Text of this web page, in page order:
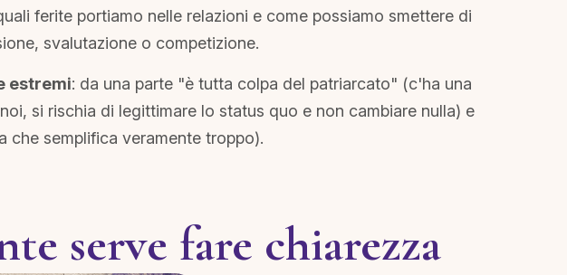
ferite portiamo nelle relazioni e come possiamo smettere di
svalutazione o competizione.
estremi: da una parte "è tutta colpa del patriarcato" (c'ha una
si rischia di legittimare lo status quo e non cambiare nulla) e
semplifica veramente troppo).
serve fare chiarezza